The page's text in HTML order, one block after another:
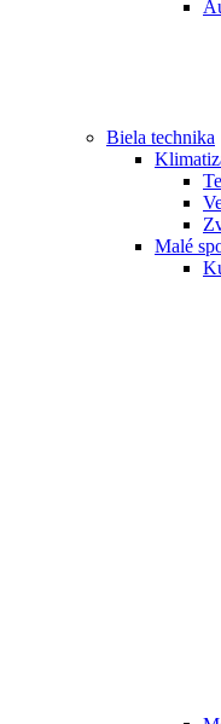
Biela technika
Malé